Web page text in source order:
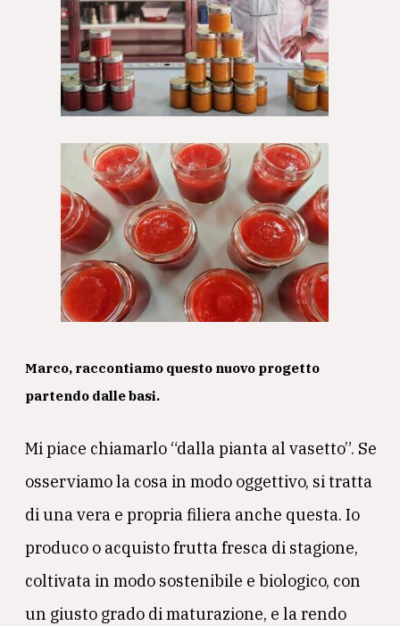
Marco, raccontiamo questo nuovo progetto
partendo dalle basi.
Mi piace chiamarlo “dalla pianta al vasetto”. Se
osserviamo la cosa in modo oggettivo, si tratta
di una vera e propria filiera anche questa. Io
produco o acquisto frutta fresca di stagione,
coltivata in modo sostenibile e biologico, con
un giusto grado di maturazione, e la rendo